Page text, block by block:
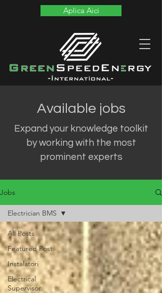
Aplica Aici
Available jobs
Expand your knowledge toolkit
by working with the most
prominent experts
Jobs
All Posts
Featured Post
Instalatori
Electrical
Supervisor
Electrician BMS